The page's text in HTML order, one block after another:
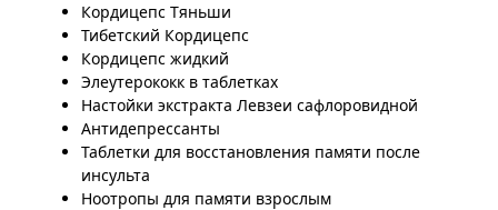
Кордицепс Тяньши
Тибетский Кордицепс
Кордицепс жидкий
Элеутерококк в таблетках
Настойки экстракта Левзеи сафлоровидной
Антидепрессанты
Таблетки для восстановления памяти после
инсульта
Ноотропы для памяти взрослым